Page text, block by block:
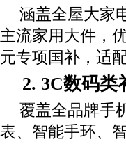
涵盖全屋大家
主流家用大件，
元专项国补，适
2. 3C数码类
覆盖全品牌手
表、智能手环、